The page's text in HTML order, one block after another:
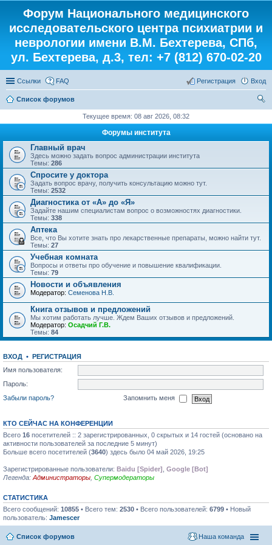
Форум Национального медицинского
исследовательского центра психиатрии и
неврологии имени В.М. Бехтерева, СПб,
ул. Бехтерева, д.3, тел: +7 (812) 670-02-20
Ссылки FAQ Вход
Регистрация
Список форумов
Текущее время: 08 авг 2026, 08:32
Форумы института
Главный врач
Здесь можно задать вопрос администрации института
Темы: 286
Спросите у доктора
Задать вопрос врачу, получить консультацию можно тут.
Темы: 2532
Диагностика от «А» до «Я»
Задайте нашим специалистам вопрос о возможностях диагностики.
Темы: 338
Аптека
Все, что Вы хотите знать про лекарственные препараты, можно найти тут.
Темы: 27
Учебная комната
Вопросы и ответы про обучение и повышение квалификации.
Темы: 79
Новости и объявления
Модератор: Семенова Н.В.
Книга отзывов и предложений
Мы хотим работать лучше. Ждем Ваших отзывов и предложений.
Модератор: Осадчий Г.В.
Темы: 84
ВХОД • РЕГИСТРАЦИЯ
Имя пользователя:
Пароль:
Забыли пароль?
Запомнить меня
КТО СЕЙЧАС НА КОНФЕРЕНЦИИ
Всего 16 посетителей :: 2 зарегистрированных, 0 скрытых и 14 гостей (основано на
активности пользователей за последние 5 минут)
Больше всего посетителей (3640) здесь было 04 май 2026, 19:25
Зарегистрированные пользователи: Baidu [Spider] Google [Bot]
Легенда: Администраторы Супермодераторы
СТАТИСТИКА
Всего сообщений: 10855 • Всего тем: 2530 • Всего пользователей: 6799 • Новый
пользователь: Jamescer
Список форумов Наша команда